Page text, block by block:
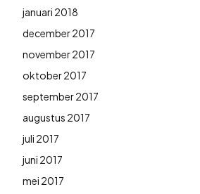
januari 2018
december 2017
november 2017
oktober 2017
september 2017
augustus 2017
juli 2017
juni 2017
mei 2017